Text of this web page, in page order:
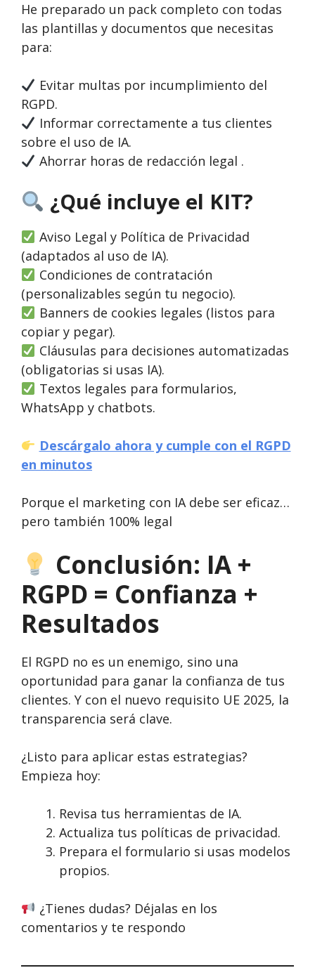
He preparado un pack completo con todas
las plantillas y documentos que necesitas
para:
Evitar multas por incumplimiento del
RGPD.
Informar correctamente a tus clientes
sobre el uso de IA.
Ahorrar horas de redacción legal .
¿Qué incluye el KIT?
Aviso Legal y Política de Privacidad
(adaptados al uso de IA).
Condiciones de contratación
(personalizables según tu negocio).
Banners de cookies legales (listos para
copiar y pegar).
Cláusulas para decisiones automatizadas
(obligatorias si usas IA).
Textos legales para formularios,
WhatsApp y chatbots.
Descárgalo ahora y cumple con el RGPD
en minutos
Porque el marketing con IA debe ser eficaz…
pero también 100% legal
Conclusión: IA +
RGPD = Confianza +
Resultados
El RGPD no es un enemigo, sino una
oportunidad para ganar la confianza de tus
clientes. Y con el nuevo requisito UE 2025, la
transparencia será clave.
¿Listo para aplicar estas estrategias?
Empieza hoy:
Revisa tus herramientas de IA.
Actualiza tus políticas de privacidad.
Prepara el formulario si usas modelos
propios.
¿Tienes dudas? Déjalas en los
comentarios y te respondo